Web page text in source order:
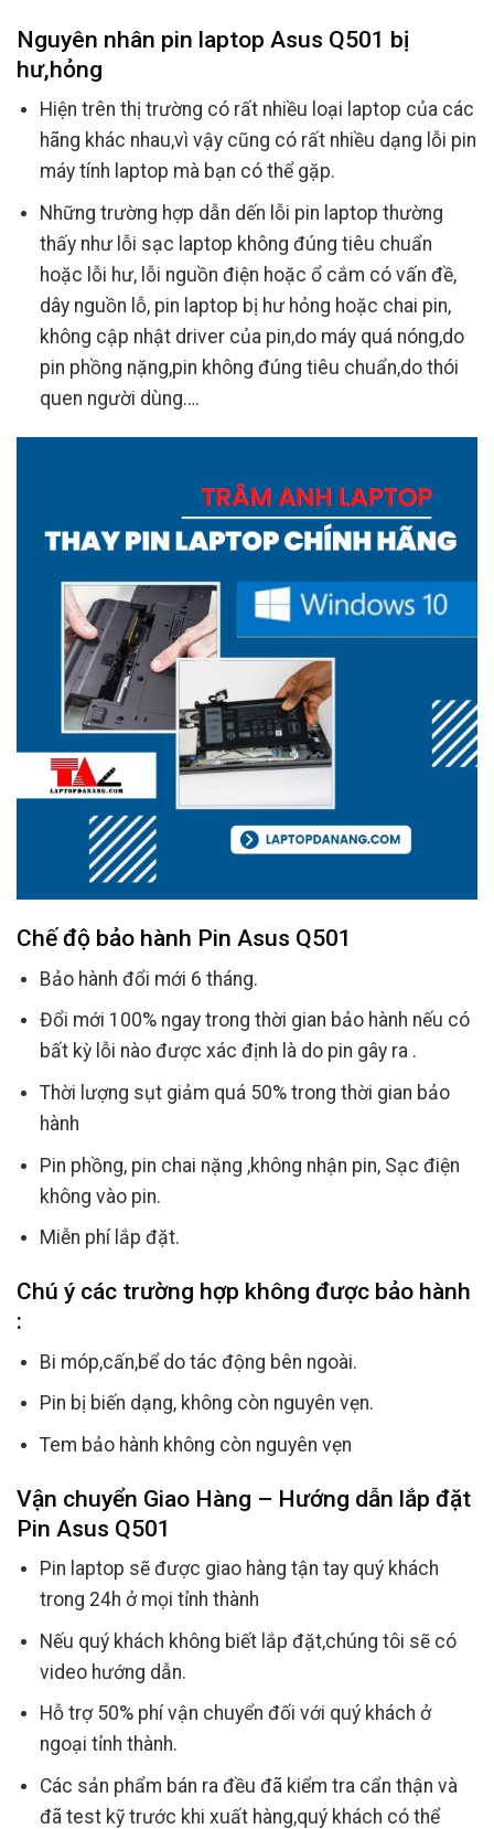
Nguyên nhân pin laptop Asus Q501 bị
hư,hỏng
Hiện trên thị trường có rất nhiều loại laptop của các
hãng khác nhau,vì vậy cũng có rất nhiều dạng lỗi pin
máy tính laptop mà bạn có thể gặp.
Những trường hợp dẫn dến lỗi pin laptop thường
thấy như lỗi sạc laptop không đúng tiêu chuẩn
hoặc lỗi hư, lỗi nguồn điện hoặc ổ cắm có vấn đề,
dây nguồn lỗ, pin laptop bị hư hỏng hoặc chai pin,
không cập nhật driver của pin,do máy quá nóng,do
pin phồng nặng,pin không đúng tiêu chuẩn,do thói
quen người dùng….
Chế độ bảo hành Pin Asus Q501
Bảo hành đổi mới 6 tháng.
Đổi mới 100% ngay trong thời gian bảo hành nếu có
bất kỳ lỗi nào được xác định là do pin gây ra .
Thời lượng sụt giảm quá 50% trong thời gian bảo
hành
Pin phồng, pin chai nặng ,không nhận pin, Sạc điện
không vào pin.
Miễn phí lắp đặt.
Chú ý các trường hợp không được bảo hành
:
Bi móp,cấn,bể do tác động bên ngoài.
Pin bị biến dạng, không còn nguyên vẹn.
Tem bảo hành không còn nguyên vẹn
Vận chuyển Giao Hàng – Hướng dẫn lắp đặt
Pin Asus Q501
Pin laptop sẽ được giao hàng tận tay quý khách
trong 24h ở mọi tỉnh thành
Nếu quý khách không biết lắp đặt,chúng tôi sẽ có
video hướng dẫn.
Hỗ trợ 50% phí vận chuyển đối với quý khách ở
ngoại tỉnh thành.
Các sản phẩm bán ra đều đã kiểm tra cẩn thận và
đã test kỹ trước khi xuất hàng,quý khách có thể